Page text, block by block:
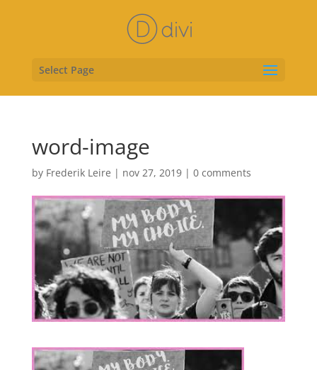
Select Page
word-image
by Frederik Leire | nov 27, 2019| 0 comments